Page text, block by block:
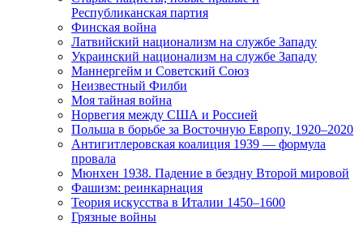
Республиканская партия
Финская война
Латвийский национализм на службе Западу
Украинский национализм на службе Западу
Маннергейм и Советский Союз
Неизвестный Филби
Моя тайная война
Норвегия между США и Россией
Польша в борьбе за Восточную Европу, 1920–2020
Антигитлеровская коалиция 1939 — формула
провала
Мюнхен 1938. Падение в бездну Второй мировой
Фашизм: реинкарнация
Теория искусства в Италии 1450–1600
Грязные войны